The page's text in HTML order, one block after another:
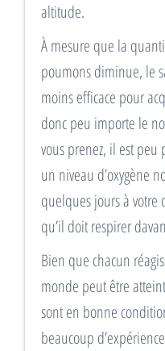
altitude.
À mesure que la
poumons diminue, le
moins efficace pour
donc peu importe le
vous prenez, il est
un niveau d’oxygène
quelques jours à votre
qu’il doit respirer
Bien que chacun
monde peut être
sont en bonne
beaucoup